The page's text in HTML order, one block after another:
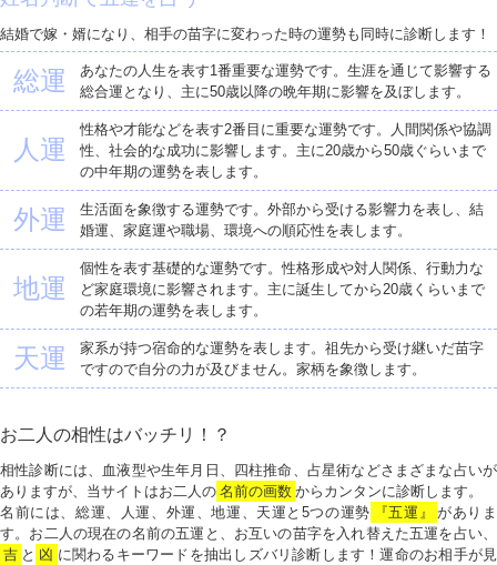
結婚で嫁・婿になり、相手の苗字に変わった時の運勢も同時に診断します！
総運
あなたの人生を表す1番重要な運勢です。生涯を通じて影響する
総合運となり、主に50歳以降の晩年期に影響を及ぼします。
人運
性格や才能などを表す2番目に重要な運勢です。人間関係や協調
性、社会的な成功に影響します。主に20歳から50歳ぐらいまで
の中年期の運勢を表します。
外運
生活面を象徴する運勢です。外部から受ける影響力を表し、結
婚運、家庭運や職場、環境への順応性を表します。
地運
個性を表す基礎的な運勢です。性格形成や対人関係、行動力な
ど家庭環境に影響されます。主に誕生してから20歳くらいまで
の若年期の運勢を表します。
天運
家系が持つ宿命的な運勢を表します。祖先から受け継いだ苗字
ですので自分の力が及びません。家柄を象徴します。
お二人の相性はバッチリ！？
相性診断には、血液型や生年月日、四柱推命、占星術などさまざまな占いが
ありますが、当サイトはお二人の 名前の画数 からカンタンに診断します。
名前には、総運、人運、外運、地運、天運と5つの運勢
『五運』
がありま
す。お二人の現在の名前の五運と、お互いの苗字を入れ替えた五運を占い、
吉 と 凶 に関わるキーワードを抽出しズバリ診断します！運命のお相手が見